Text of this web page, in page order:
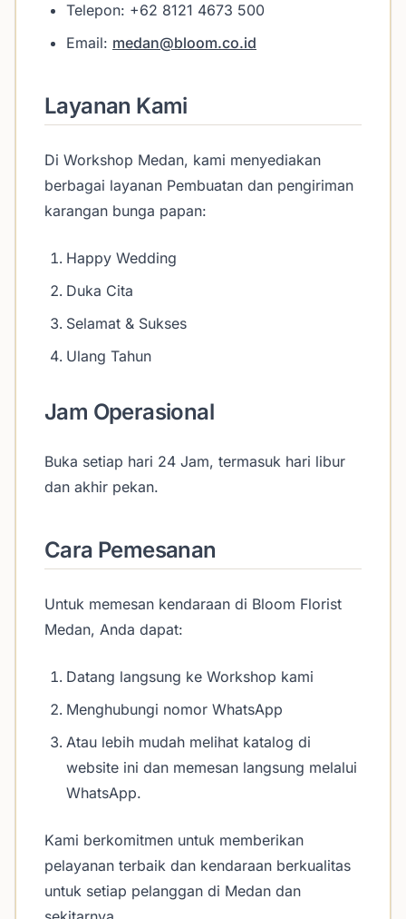
Telepon: +62 8121 4673 500
Email: medan@bloom.co.id
Layanan Kami
Di Workshop Medan, kami menyediakan
berbagai layanan Pembuatan dan pengiriman
karangan bunga papan:
Happy Wedding
Duka Cita
Selamat & Sukses
Ulang Tahun
Jam Operasional
Buka setiap hari 24 Jam, termasuk hari libur
dan akhir pekan.
Cara Pemesanan
Untuk memesan kendaraan di Bloom Florist
Medan, Anda dapat:
Datang langsung ke Workshop kami
Menghubungi nomor WhatsApp
Atau lebih mudah melihat katalog di
website ini dan memesan langsung melalui
WhatsApp.
Kami berkomitmen untuk memberikan
pelayanan terbaik dan kendaraan berkualitas
untuk setiap pelanggan di Medan dan